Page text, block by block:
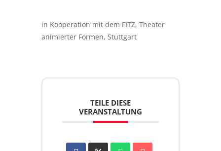
in Kooperation mit dem FITZ, Theater
animierter Formen, Stuttgart
TEILE DIESE
VERANSTALTUNG